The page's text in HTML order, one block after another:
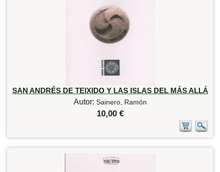
SAN ANDRÉS DE TEIXIDO Y LAS ISLAS DEL MÁS ALLÁ
Autor: Sainero, Ramón
10,00 €